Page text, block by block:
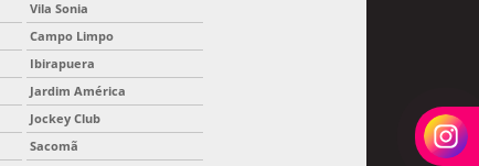
Vila Sonia
Campo Limpo
Ibirapuera
Jardim América
Jockey Club
Sacomã